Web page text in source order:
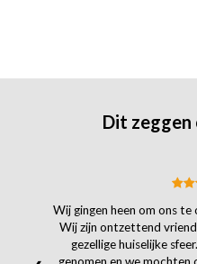
Dit zeggen
Wij gingen heen om ons
Wij zijn ontzettend
gezellige huiselijke